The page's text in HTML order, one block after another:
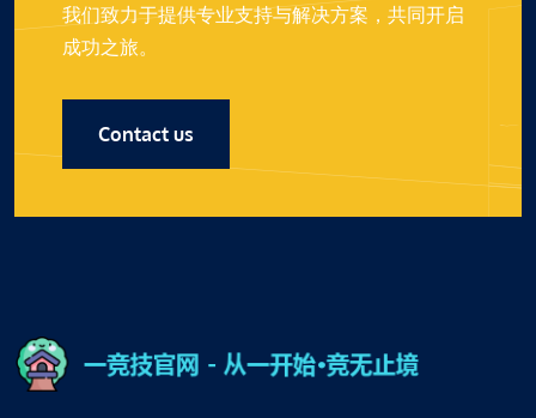
我们致力于提供专业支持与解决方案，共同开启
成功之旅。
Contact us